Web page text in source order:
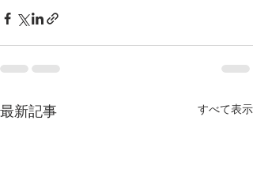
最新記事 すべて表示